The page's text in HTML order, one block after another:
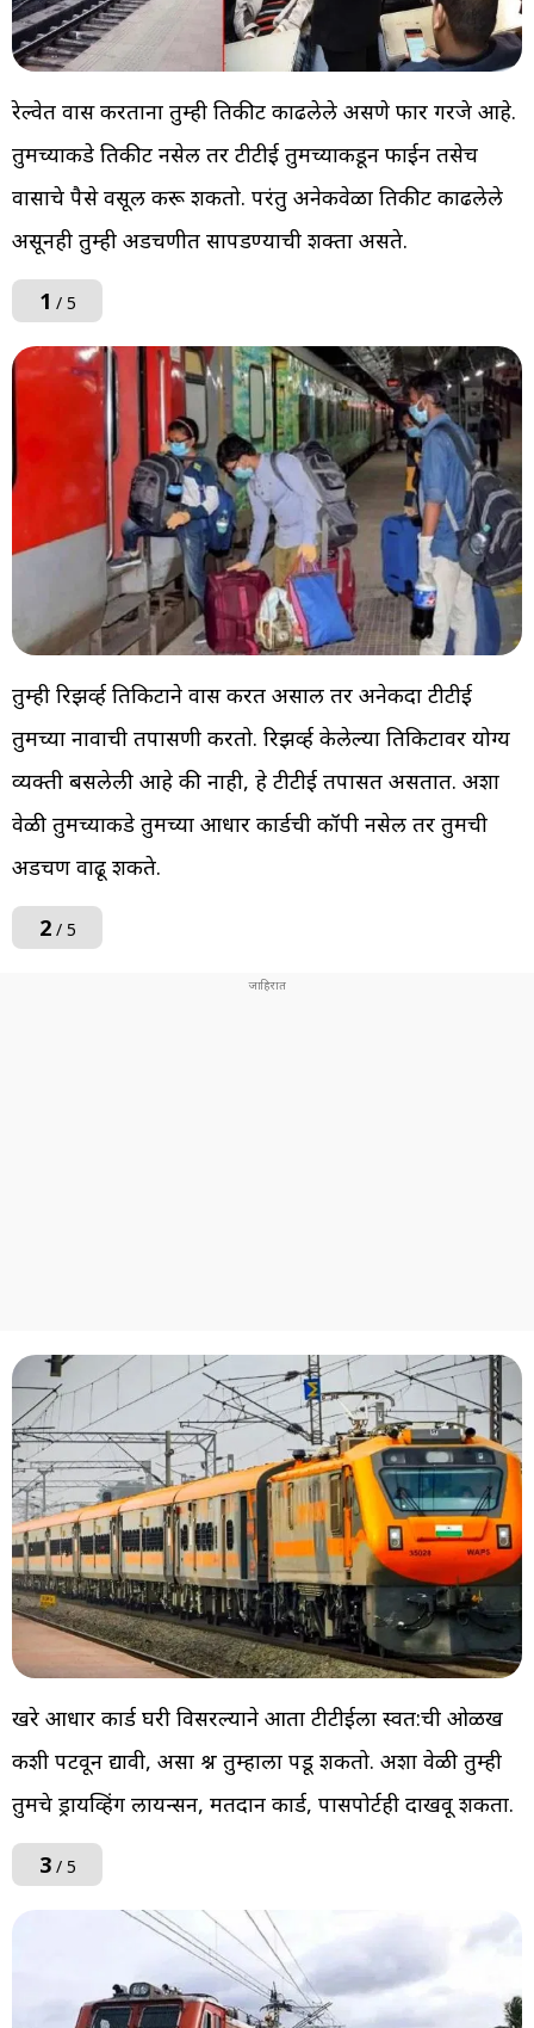
रेल्वेत प्रवास करताना तुम्ही तिकीट काढलेले असणे फार गरजे आहे.
तुमच्याकडे तिकीट नसेल तर टीटीई तुमच्याकडून फाईन तसेच
प्रवासाचे पैसे वसूल करू शकतो. परंतु अनेकवेळा तिकीट काढलेले
असूनही तुम्ही अडचणीत सापडण्याची शक्ता असते.
1 / 5
तुम्ही रिझर्व्ह तिकिटाने प्रवास करत असाल तर अनेकदा टीटीई
तुमच्या नावाची तपासणी करतो. रिझर्व्ह केलेल्या तिकिटावर योग्य
व्यक्ती बसलेली आहे की नाही, हे टीटीई तपासत असतात. अशा
वेळी तुमच्याकडे तुमच्या आधार कार्डची कॉपी नसेल तर तुमची
अडचण वाढू शकते.
2/ 5
खरे आधार कार्ड घरी विसरल्याने आता टीटीईला स्वत:ची ओळख
कशी पटवून द्यावी, असा प्रश्न तुम्हाला पडू शकतो. अशा वेळी तुम्ही
तुमचे ड्रायव्हिंग लायन्सन, मतदान कार्ड, पासपोर्टही दाखवू शकता.
3/ 5